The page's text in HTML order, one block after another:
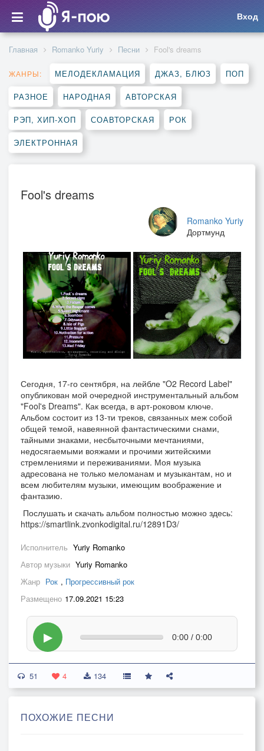
Вход
Главная Romanko Yuriy Песни Fool's dreams
ЖАНРЫ: МЕЛОДЕКЛАМАЦИЯ ДЖАЗ, БЛЮЗ ПОП
РАЗНОЕ НАРОДНАЯ АВТОРСКАЯ
РЭП, ХИП-ХОП СОАВТОРСКАЯ РОК
ЭЛЕКТРОННАЯ
Fool's dreams
Romanko Yuriy
Дортмунд
Сегодня, 17-го сентября, на лейбле "O2 Record Label"
опубликован мой очередной инструментальный альбом
"Fool's Dreams". Как всегда, в арт-роковом ключе.
Альбом состоит из 13-ти треков, связанных меж собой
общей темой, навеянной фантастическими снами,
тайными знаками, несбыточными мечтаниями,
недосягаемыми вояжами и прочими житейскими
стремлениями и переживаниями. Моя музыка
адресована не только меломанам и музыкантам, но и
всем любителям музыки, имеющим воображение и
фантазию.
Послушать и скачать альбом полностью можно здесь:
https://smartlink.zvonkodigital.ru/12891D3/
Исполнитель Yuriy Romanko
Автор музыки Yuriy Romanko
Жанр Рок , Прогрессивный рок
Размещено 17.09.2021 15:23
▶ 0:00 / 0:00
51 4 134
ПОХОЖИЕ ПЕСНИ